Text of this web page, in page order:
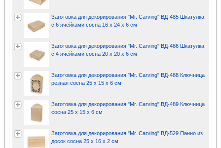
Заготовка для декорирования "Mr. Carving" ВД-485 Шкатулка
с 6 ячейками сосна 16 х 24 х 6 см
Заготовка для декорирования "Mr. Carving" ВД-486 Шкатулка
с 4 ячейками сосна 20 х 20 х 6 см
Заготовка для декорирования "Mr. Carving" ВД-488 Ключница
резная сосна 25 х 15 х 6 см
Заготовка для декорирования "Mr. Carving" ВД-489 Ключница
сосна 25 х 15 х 6 см
Заготовка для декорирования "Mr. Carving" ВД-529 Панно из
досок сосна 25 х 16 х 2 см